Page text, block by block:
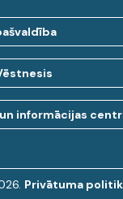
informācijas
Privātuma